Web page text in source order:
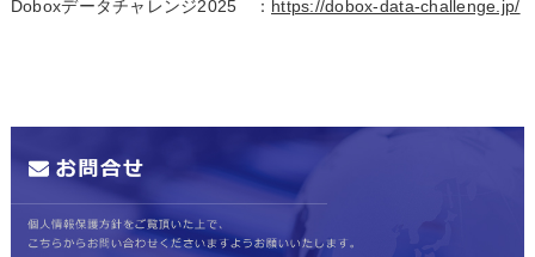
Doboxデータチャレンジ2025 ： https://dobox-data-challenge.jp/